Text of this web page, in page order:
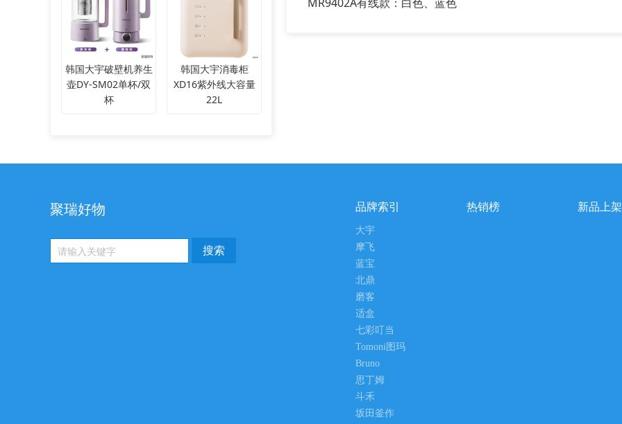
韩国大宇破壁机养生
壶DY-SM02单杯/双
杯
韩国大宇消毒柜
XD16紫外线大容量
22L
聚瑞好物 品牌索引
大宇
摩飞
蓝宝
北鼎
磨客
适盒
七彩叮当
Tomoni图玛
Bruno
思丁姆
斗禾
坂田釜作
热销榜 新品上架